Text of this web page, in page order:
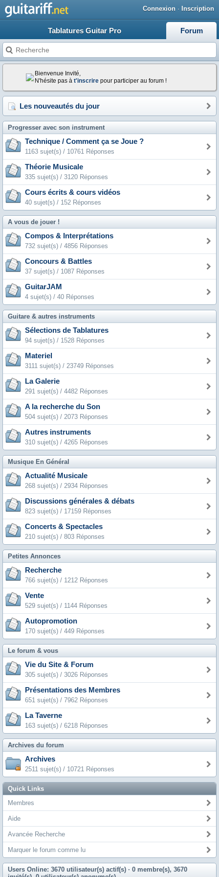
Connexion · Inscription
Tablatures Guitar Pro Forum
Bienvenue Invité,
N'hésite pas à t'inscrire pour participer au forum !
Les nouveautés du jour
Progresser avec son instrument
Technique / Comment ça se Joue ?
1163 sujet(s) / 10761 Réponses
Théorie Musicale
335 sujet(s) / 3120 Réponses
Cours écrits & cours vidéos
40 sujet(s) / 152 Réponses
A vous de jouer !
Compos & Interprétations
732 sujet(s) / 4856 Réponses
Concours & Battles
37 sujet(s) / 1087 Réponses
GuitarJAM
4 sujet(s) / 40 Réponses
Guitare & autres instruments
Sélections de Tablatures
94 sujet(s) / 1528 Réponses
Materiel
3111 sujet(s) / 23749 Réponses
La Galerie
291 sujet(s) / 4482 Réponses
A la recherche du Son
504 sujet(s) / 2073 Réponses
Autres instruments
310 sujet(s) / 4265 Réponses
Musique En Général
Actualité Musicale
268 sujet(s) / 2934 Réponses
Discussions générales & débats
823 sujet(s) / 17159 Réponses
Concerts & Spectacles
210 sujet(s) / 803 Réponses
Petites Annonces
Recherche
766 sujet(s) / 1212 Réponses
Vente
529 sujet(s) / 1144 Réponses
Autopromotion
170 sujet(s) / 449 Réponses
Le forum & vous
Vie du Site & Forum
305 sujet(s) / 3026 Réponses
Présentations des Membres
651 sujet(s) / 7962 Réponses
La Taverne
163 sujet(s) / 6218 Réponses
Archives du forum
Archives
2511 sujet(s) / 10721 Réponses
Quick Links
Membres
Aide
Avancée Recherche
Marquer le forum comme lu
Users Online: 3670 utilisateur(s) actif(s) · 0 membre(s), 3670